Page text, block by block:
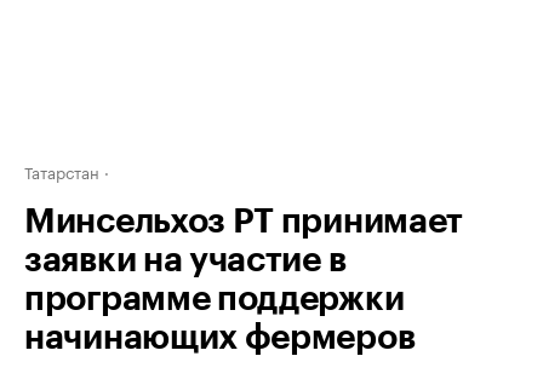
Татарстан
Минсельхоз РТ принимает
заявки на участие в
программе поддержки
начинающих фермеров